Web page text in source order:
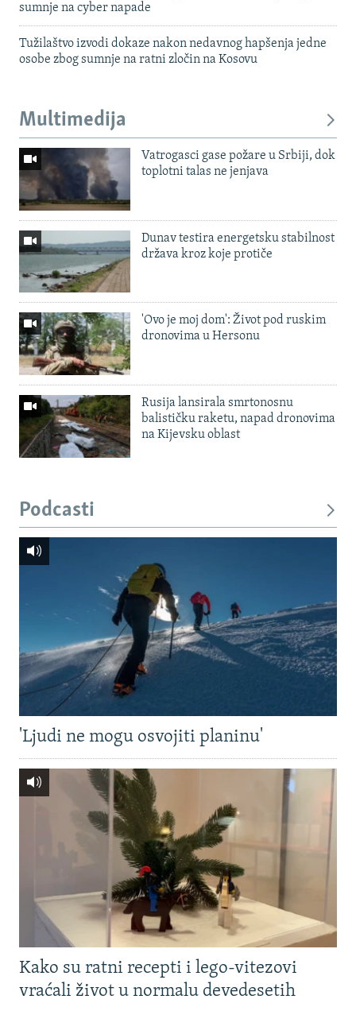
sumnje na cyber napade
Tužilaštvo izvodi dokaze nakon nedavnog hapšenja jedne
osobe zbog sumnje na ratni zločin na Kosovu
Multimedija
Vatrogasci gase požare u Srbiji, dok
toplotni talas ne jenjava
Dunav testira energetsku stabilnost
država kroz koje protiče
'Ovo je moj dom': Život pod ruskim
dronovima u Hersonu
Rusija lansirala smrtonosnu
balističku raketu, napad dronovima
na Kijevsku oblast
Podcasti
'Ljudi ne mogu osvojiti planinu'
Kako su ratni recepti i lego-vitezovi
vraćali život u normalu devedesetih